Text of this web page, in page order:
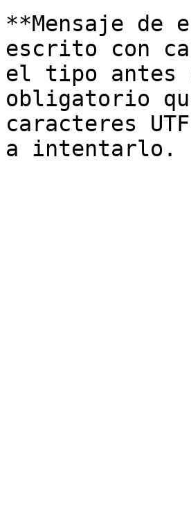
**Mensaje
escrito con
el tipo antes
obligatorio
caracteres